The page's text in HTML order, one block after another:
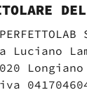
DEL
Luciano